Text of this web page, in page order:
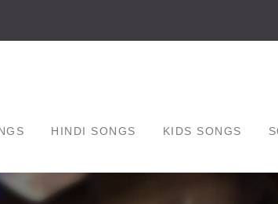
HINDI SONGS KIDS SONGS